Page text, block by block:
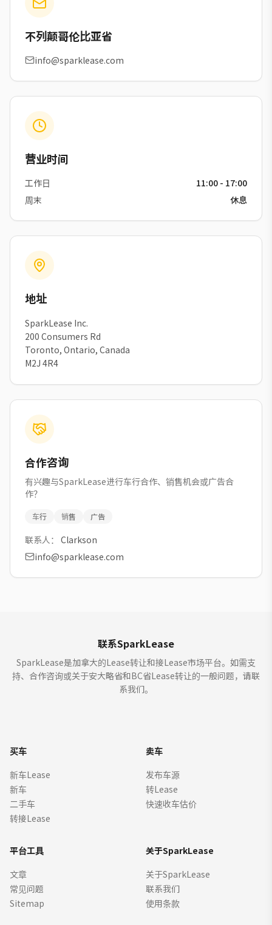
不列颠哥伦比亚省
info@sparklease.com
营业时间
工作日
11:00 - 17:00
周末
休息
地址
SparkLease Inc.
200 Consumers Rd
Toronto, Ontario, Canada
M2J 4R4
合作咨询
有兴趣与SparkLease进行车行合作、销售机会或广告合
作？
车行 销售 广告
联系人： Clarkson
info@sparklease.com
联系SparkLease
SparkLease是加拿大的Lease转让和接Lease市场平台。如需支
持、合作咨询或关于安大略省和BC省Lease转让的一般问题，请联
系我们。
买车
新车Lease
新车
二手车
转接Lease
卖车
发布车源
转Lease
快速收车估价
平台工具
文章
常见问题
Sitemap
关于SparkLease
关于SparkLease
联系我们
使用条款